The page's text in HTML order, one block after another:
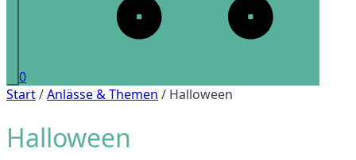
0
Start/Anlässe & Themen / Halloween
Halloween